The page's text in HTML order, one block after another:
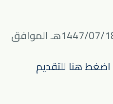
📅 يبدأ التقديم: الأربعاء 1447/07/18هـ الموافق
اضغط هنا للتقديم